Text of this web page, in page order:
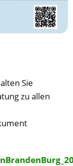
Sie
zu allen